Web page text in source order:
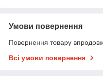
Умови повернення
Повернення товару
Всі умови повернення